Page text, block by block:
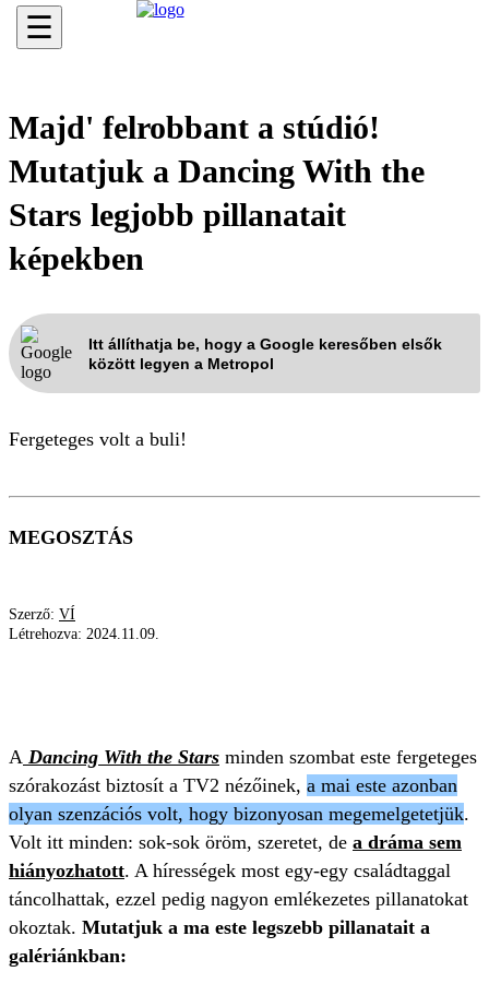
☰
Majd' felrobbant a stúdió!
Mutatjuk a Dancing With the
Stars legjobb pillanatait
képekben
Itt állíthatja be, hogy a Google keresőben elsők
között legyen a Metropol
Fergeteges volt a buli!
MEGOSZTÁS
Szerző: VÍ
Létrehozva: 2024.11.09.
A Dancing With the Stars minden szombat este fergeteges
szórakozást biztosít a TV2 nézőinek, a mai este azonban
olyan szenzációs volt, hogy bizonyosan megemelgetetjük.
Volt itt minden: sok-sok öröm, szeretet, de a dráma sem
hiányozhatott. A hírességek most egy-egy családtaggal
táncolhattak, ezzel pedig nagyon emlékezetes pillanatokat
okoztak. Mutatjuk a ma este legszebb pillanatait a
galériánkban: